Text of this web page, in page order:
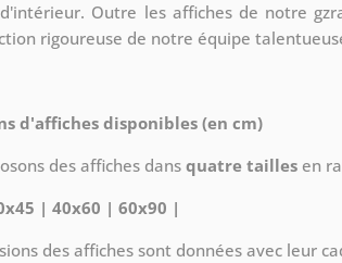
Outre les affiches de notre
rigoureuse de notre équipe
d'affiches disponibles (en cm)
des affiches dans quatre tailles en
| 40x60 | 60x90 |
des affiches sont données avec leur